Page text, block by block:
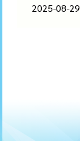
2025-08-29